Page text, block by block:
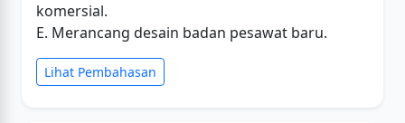
komersial.
E. Merancang desain badan pesawat baru.
Lihat Pembahasan